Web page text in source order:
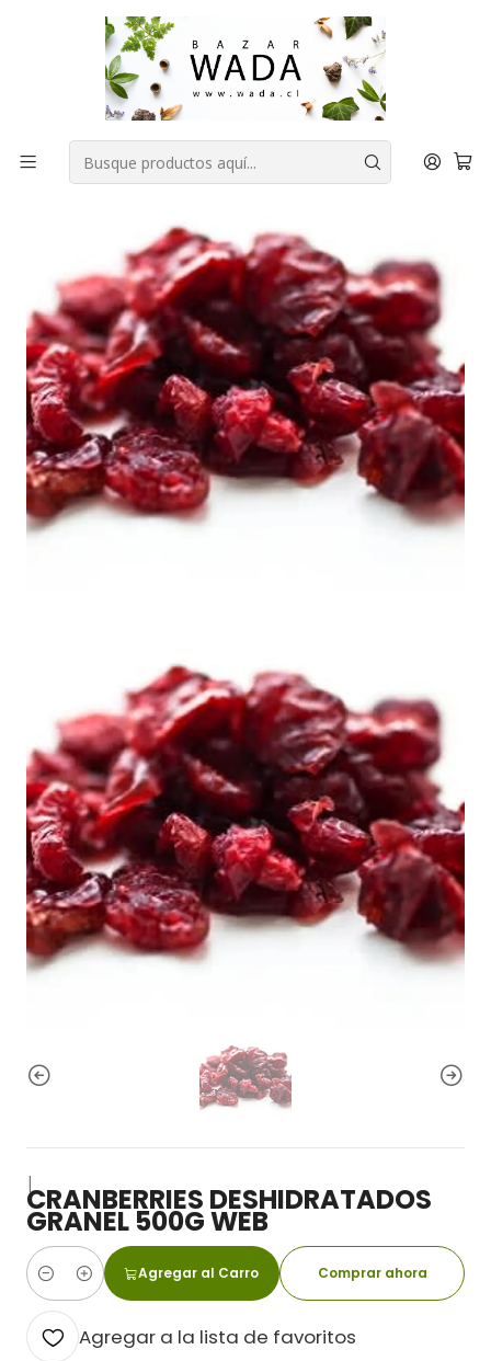
COMPRA FÁCIL, RAPIDA Y 100% SEGURA
Inicio DESPENSA Sin azúcar añadida
CRANBERRIES DESHIDRATADOS GRANEL 500G WEB
|CRANBERRIES DESHIDRATADOS
GRANEL 500G WEB
Cantidad
Agregar al Carro Comprar ahora
Agregar a la lista de favoritos